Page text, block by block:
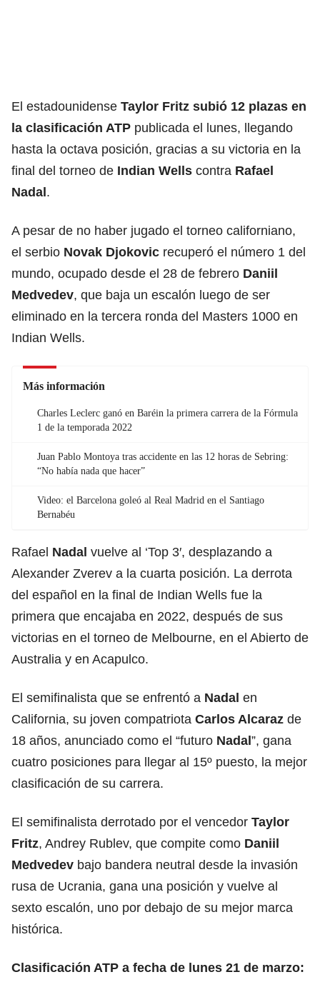
El estadounidense Taylor Fritz subió 12 plazas en
la clasificación ATP publicada el lunes, llegando
hasta la octava posición, gracias a su victoria en la
final del torneo de Indian Wells contra Rafael
Nadal.
A pesar de no haber jugado el torneo californiano,
el serbio Novak Djokovic recuperó el número 1 del
mundo, ocupado desde el 28 de febrero Daniil
Medvedev, que baja un escalón luego de ser
eliminado en la tercera ronda del Masters 1000 en
Indian Wells.
Más información
Charles Leclerc ganó en Baréin la primera carrera de la Fórmula
1 de la temporada 2022
Juan Pablo Montoya tras accidente en las 12 horas de Sebring:
“No había nada que hacer”
Video: el Barcelona goleó al Real Madrid en el Santiago
Bernabéu
Rafael Nadal vuelve al ‘Top 3′, desplazando a
Alexander Zverev a la cuarta posición. La derrota
del español en la final de Indian Wells fue la
primera que encajaba en 2022, después de sus
victorias en el torneo de Melbourne, en el Abierto de
Australia y en Acapulco.
El semifinalista que se enfrentó a Nadal en
California, su joven compatriota Carlos Alcaraz de
18 años, anunciado como el “futuro Nadal”, gana
cuatro posiciones para llegar al 15º puesto, la mejor
clasificación de su carrera.
El semifinalista derrotado por el vencedor Taylor
Fritz, Andrey Rublev, que compite como Daniil
Medvedev bajo bandera neutral desde la invasión
rusa de Ucrania, gana una posición y vuelve al
sexto escalón, uno por debajo de su mejor marca
histórica.
Clasificación ATP a fecha de lunes 21 de marzo: